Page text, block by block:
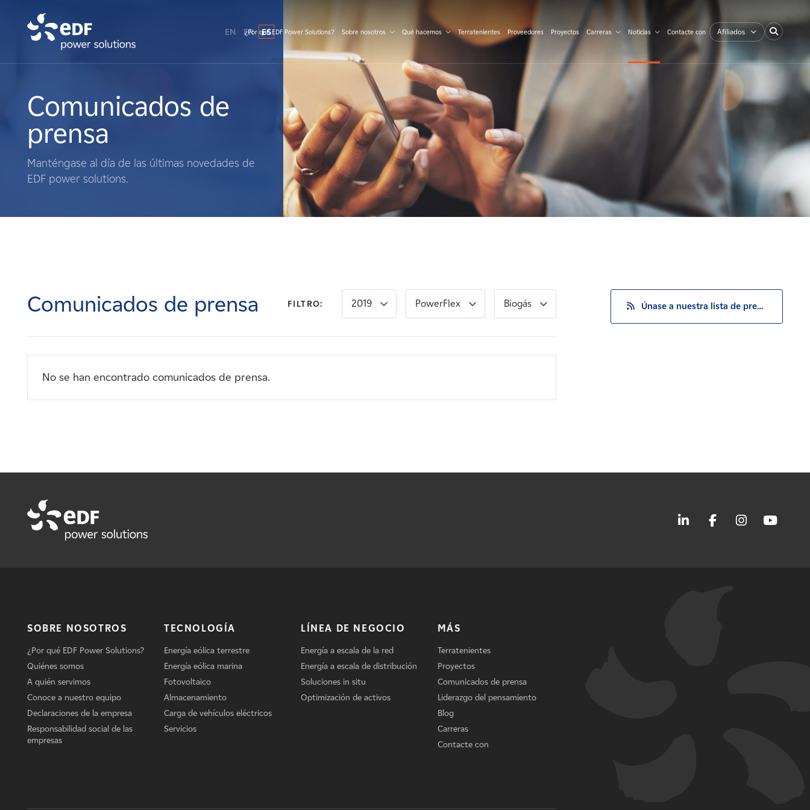
Qué hacemos
Terratenientes
Noticias
EN FR ES
¿Por qué EDF Power Solutions? Sobre nosotros Qué hacemos Terratenientes Proveedores Proyectos Carreras Noticias Contacte con Afiliados
Comunicados de
prensa
Manténgase al día de las últimas novedades de
EDF power solutions.
Comunicados de prensa FILTRO: 2019 PowerFlex Biogás
No se han encontrado comunicados de prensa.
Únase a nuestra lista de prensa
SOBRE NOSOTROS
¿Por qué EDF Power Solutions?
Quiénes somos
A quién servimos
Conoce a nuestro equipo
Declaraciones de la empresa
Responsabilidad social de las
empresas
TECNOLOGÍA
Energía eólica terrestre
Energía eólica marina
Fotovoltaico
Almacenamiento
Carga de vehículos eléctricos
Servicios
LÍNEA DE NEGOCIO
Energía a escala de la red
Energía a escala de distribución
Soluciones in situ
Optimización de activos
MÁS
Terratenientes
Proyectos
Comunicados de prensa
Liderazgo del pensamiento
Blog
Carreras
Contacte con